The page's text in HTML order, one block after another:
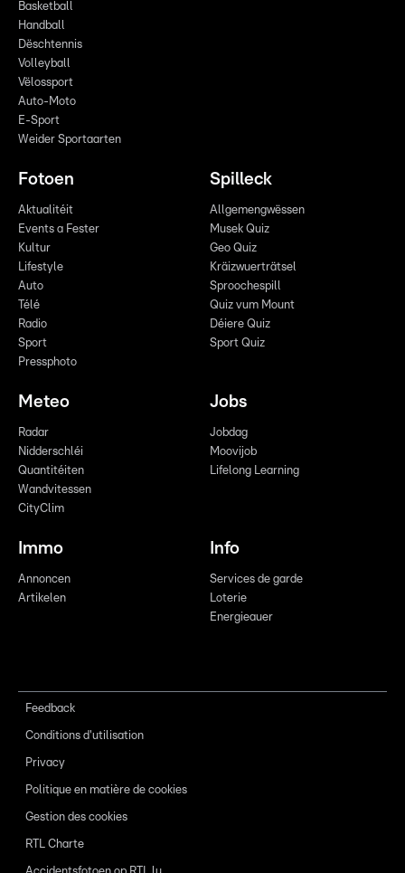
Basketball
Handball
Dëschtennis
Volleyball
Vëlossport
Auto-Moto
E-Sport
Weider Sportaarten
Fotoen
Aktualitéit
Events a Fester
Kultur
Lifestyle
Auto
Télé
Radio
Sport
Pressphoto
Spilleck
Allgemengwëssen
Musek Quiz
Geo Quiz
Kräizwuerträtsel
Sproochespill
Quiz vum Mount
Déiere Quiz
Sport Quiz
Meteo
Radar
Nidderschléi
Quantitéiten
Wandvitessen
CityClim
Jobs
Jobdag
Moovijob
Lifelong Learning
Immo
Annoncen
Artikelen
Info
Services de garde
Loterie
Energieauer
Feedback
Conditions d'utilisation
Privacy
Politique en matière de cookies
Gestion des cookies
RTL Charte